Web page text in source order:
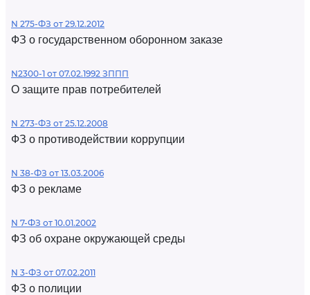
N 275-ФЗ от 29.12.2012
ФЗ о государственном оборонном заказе
N2300-1 от 07.02.1992 ЗППП
О защите прав потребителей
N 273-ФЗ от 25.12.2008
ФЗ о противодействии коррупции
N 38-ФЗ от 13.03.2006
ФЗ о рекламе
N 7-ФЗ от 10.01.2002
ФЗ об охране окружающей среды
N 3-ФЗ от 07.02.2011
ФЗ о полиции